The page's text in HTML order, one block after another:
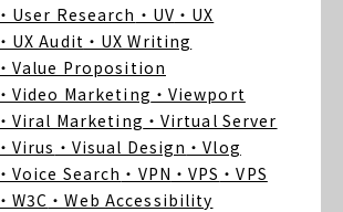
・User Research ・UV ・UX
・UX Audit ・UX Writing
・Value Proposition
・Video Marketing ・Viewport
・Viral Marketing ・Virtual Server
・Virus ・Visual Design ・Vlog
・Voice Search ・VPN ・VPS ・VPS
・W3C ・Web Accessibility